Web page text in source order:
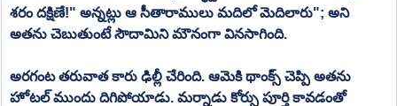
శరం దక్షిణే!" అన్నట్లు ఆ సీతారాములు మదిలో మెదిలారు"; అని
అతను చెబుతుంటే సౌదామిని మౌనంగా వినసాగింది.
అరగంట తరువాత కారు ఢిల్లీ చేరింది. ఆమెకి థాంక్స్ చెప్పి అతను
హోటల్ ముందు దిగిపోయాడు. మర్నాడు కోర్సు పూర్తి కావడంతో